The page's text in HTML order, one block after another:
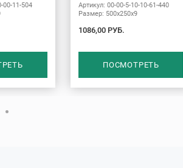
00-11-504
Артикул: 00-00-5-10-10-61-440
Размер: 500х250х9
1086,00 РУБ.
ПОСМОТРЕТЬ